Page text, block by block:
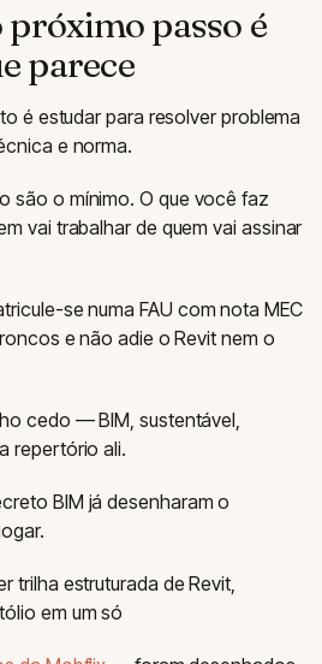
próximo passo é
parece
é estudar para resolver problema
e norma.
são o mínimo. O que você faz
vai trabalhar de quem vai assinar
se numa FAU com nota MEC
e não adie o Revit nem o
cedo — BIM, sustentável,
repertório ali.
BIM já desenharam o
trilha estruturada de Revit,
em um só